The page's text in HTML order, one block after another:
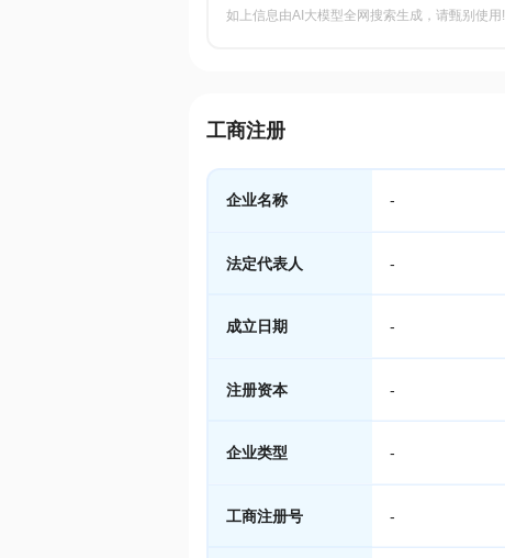
如上信息由AI大模型全网搜索生成，请甄别使用!
工商注册
企业名称 -
法定代表人 -
成立日期 -
注册资本 -
企业类型 -
工商注册号 -